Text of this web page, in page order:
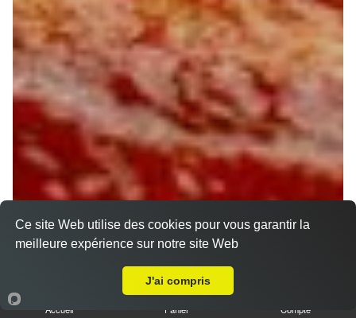
Accueil Panier Compte
Ce site Web utilise des cookies pour vous garantir la
meilleure expérience sur notre site Web
J'ai compris